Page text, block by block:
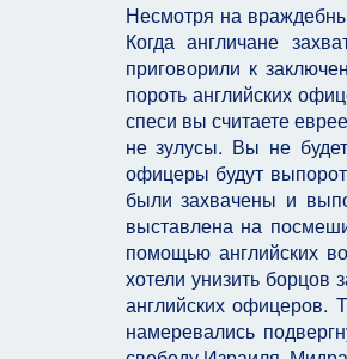
Несмотря на
Когда англичане
приговорили к
пороть английских
спеси вы считаете
не зулусы. Вы не
офицеры будут
были захвачены и
выставлена на
помощью английских
хотели унизить
английских офицеров.
намеревались